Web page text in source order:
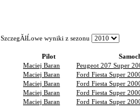
SzczegĂłĹowe wyniki z sezonu
Pilot
Maciej Baran
Peugeot 207 Super
Maciej Baran
Ford Fiesta Super
Maciej Baran
Ford Fiesta Super
Maciej Baran
Ford Fiesta Super
Maciej Baran
Ford Fiesta Super